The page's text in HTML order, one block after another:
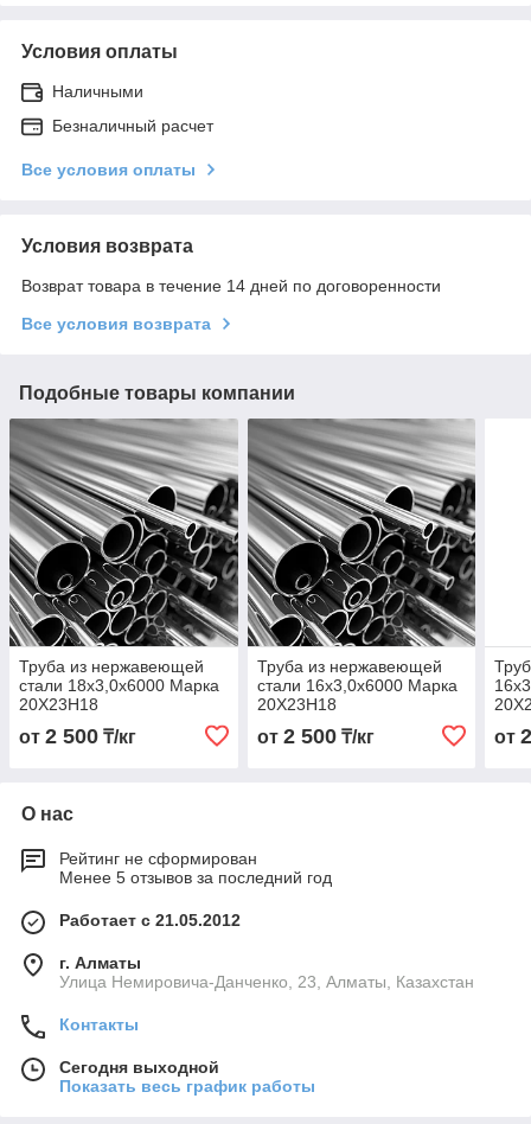
Условия оплаты
Наличными
Безналичный расчет
Все условия оплаты
Условия возврата
Возврат товара в течение 14 дней по договоренности
Все условия возврата
Подобные товары компании
Труба из нержавеющей
стали 18х3,0х6000 Марка
20Х23Н18
от 2 500 ₸/кг
Труба из нержавеющей
стали 16х3,0х6000 Марка
20Х23Н18
от 2 500₸/кг от
О нас
Рейтинг не сформирован
Менее 5 отзывов за последний год
Работает с 21.05.2012
г. Алматы
Улица Немировича-Данченко, 23, Алматы, Казахстан
Контакты
Сегодня выходной
Показать весь график работы